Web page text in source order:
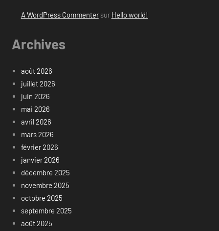
A WordPress Commentersur Hello world!
Archives
août 2026
juillet 2026
juin 2026
mai 2026
avril 2026
mars 2026
février 2026
janvier 2026
décembre 2025
novembre 2025
octobre 2025
septembre 2025
août 2025